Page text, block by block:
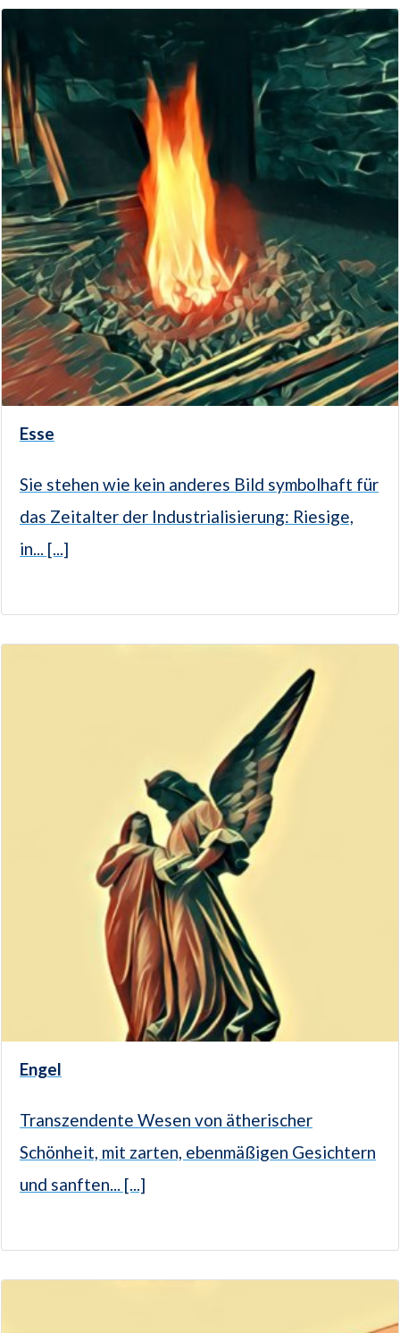
Esse
Sie stehen wie kein anderes Bild symbolhaft für
das Zeitalter der Industrialisierung: Riesige,
in... [...]
Engel
Transzendente Wesen von ätherischer
Schönheit, mit zarten, ebenmäßigen Gesichtern
und sanften... [...]